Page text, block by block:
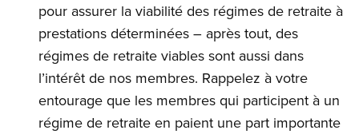
pour assurer la viabilité des régimes de retraite à
prestations déterminées – après tout, des
régimes de retraite viables sont aussi dans
l’intérêt de nos membres. Rappelez à votre
entourage que les membres qui participent à un
régime de retraite en paient une part importante